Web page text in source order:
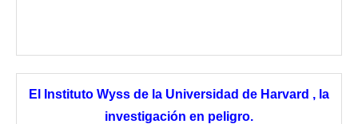
El Instituto Wyss de la Universidad de Harvard , la
investigación en peligro.